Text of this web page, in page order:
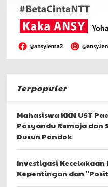
Terpopuler
Mahasiswa KKN UST
Posyandu Remaja dan
Dusun Pondok
Investigasi Kecelakaan
Kepentingan dan